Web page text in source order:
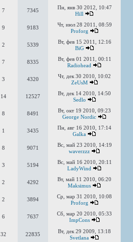
7 7345
Пн, янв 30 2012, 10:47
Hill
9 9183
Чт, июл 28 2011, 08:59
Proforg
2 5339
Вт, фев 15 2011, 12:16
BiG
7 8335
Вт, фев 01 2011, 00:11
Radiohead
3 4320
Чт, дек 30 2010, 10:02
ZeUsM
14 12527
Вт, дек 14 2010, 14:50
Sedlo
8 8491
Вт, окт 19 2010, 09:23
George Nordic
1 3435
Пн, авг 16 2010, 17:14
Galka
8 9071
Вс, май 23 2010, 14:19
waverzzz
3 5194
Вс, май 16 2010, 20:11
LadyWind
2 4292
Вт, май 11 2010, 06:20
Maksimus
2 3894
Ср, мар 31 2010, 10:08
Proforg
6 7637
Сб, мар 20 2010, 05:33
ImpCons
32 22835
Вт, дек 29 2009, 13:18
Svetlana